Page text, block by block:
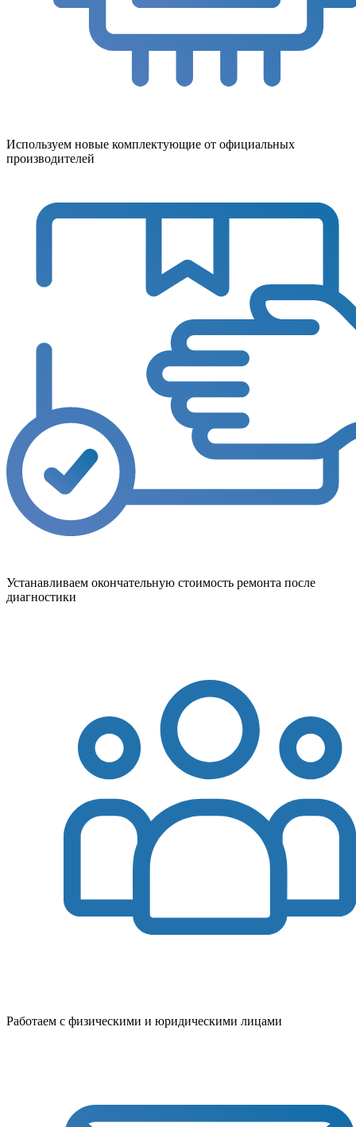
Используем новые комплектующие от официальных
производителей
Устанавливаем окончательную стоимость ремонта после
диагностики
Работаем с физическими и юридическими лицами